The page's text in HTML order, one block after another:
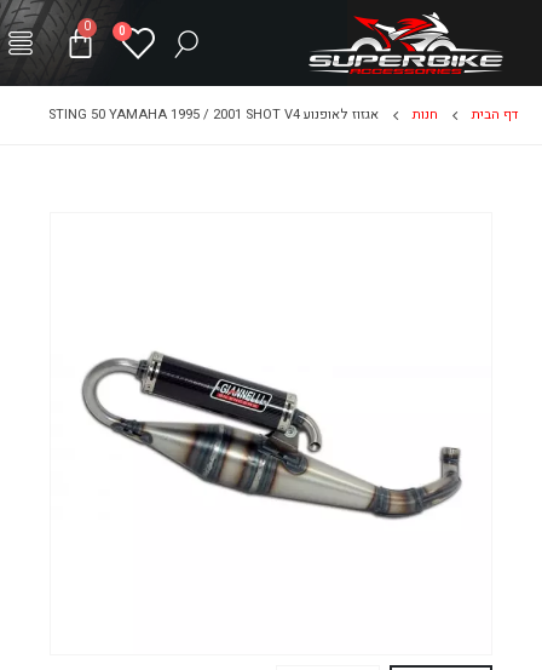
0
0
דף הבית חנות אגזוז לאופנוע STING 50 YAMAHA 1995 / 2001 SHOT V4